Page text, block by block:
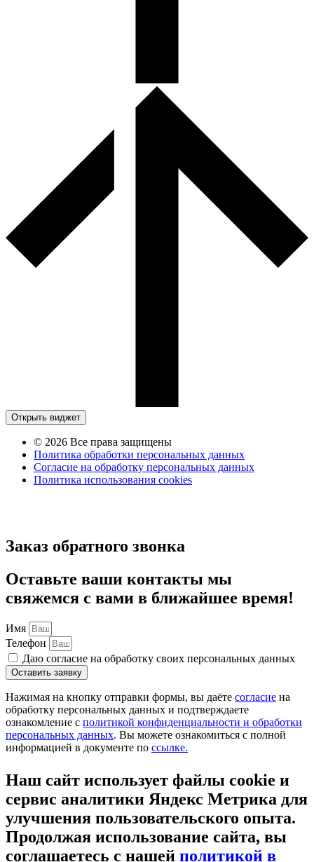
Открыть виджет
© 2026 Все права защищены
Политика обработки персональных данных
Согласие на обработку персональных данных
Политика использования cookies
Заказ обратного звонка
Оставьте ваши контакты мы
свяжемся с вами в ближайшее время!
Имя
Телефон
Даю согласие на обработку своих персональных данных
Оставить заявку
Нажимая на кнопку отправки формы, вы даёте согласие на
обработку персональных данных и подтверждаете
ознакомление с политикой конфиденциальности и обработки
персональных данных. Вы можете ознакомиться с полной
информацией в документе по ссылке.
Наш сайт использует файлы cookie и
сервис аналитики Яндекс Метрика для
улучшения пользовательского опыта.
Продолжая использование сайта, вы
соглашаетесь с нашей политикой в